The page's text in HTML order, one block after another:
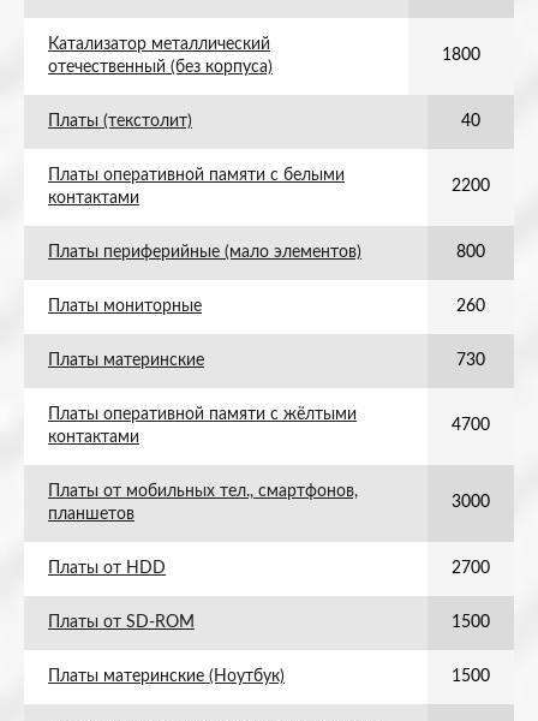
Катализатор металлический
отечественный (без корпуса)
1800
Платы (текстолит) 40
Платы оперативной памяти с белыми
контактами
2200
Платы периферийные (мало элементов) 800
Платы мониторные 260
Платы материнские 730
Платы оперативной памяти с жёлтыми
контактами
4700
Платы от мобильных тел., смартфонов,
планшетов
3000
Платы от HDD 2700
Платы от SD-ROM 1500
Платы материнские (Ноутбук) 1500